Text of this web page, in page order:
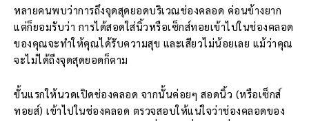
หลายคนพบว่าการถึงจุดสุดยอดบริเวณช่องคลอด ค่อนข้างยาก
แต่ก็ยอมรับว่า การได้สอดใส่นิ้วหรือเซ็กส์ทอยเข้าไปในช่องคลอด
ของคุณจะทำให้คุณได้รับความสุข และเสียวไม่น้อยเลย แม้ว่าคุณ
จะไม่ได้ถึงจุดสุดยอดก็ตาม
ขั้นแรกให้นวดเปิดช่องคลอด จากนั้นค่อยๆ สอดนิ้ว (หรือเซ็กส์
ทอยส์) เข้าไปในช่องคลอด ตรวจสอบให้แน่ใจว่าช่องคลอดของ